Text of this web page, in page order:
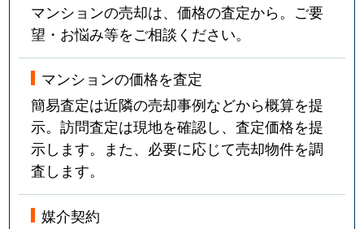
マンションの売却は、価格の査定から。ご要
望・お悩み等をご相談ください。
マンションの価格を査定
簡易査定は近隣の売却事例などから概算を提
示。訪問査定は現地を確認し、査定価格を提
示します。また、必要に応じて売却物件を調
査します。
媒介契約